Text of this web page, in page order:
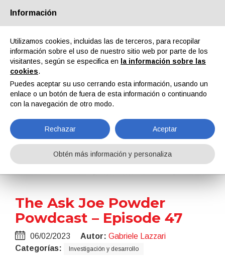
Quiénes somos Socios Contactos Área reservada
Noticias
Noticias The Ask Joe Powder Powdcast – Episode 47
The Ask Joe Powder
Powdcast – Episode 47
06/02/2023 Autor: Gabriele Lazzari
Categorías:
Investigación y desarrollo
Información
Utilizamos cookies, incluidas las de terceros, para recopilar
información sobre el uso de nuestro sitio web por parte de los
visitantes, según se especifica en
la información sobre las
cookies.
Puedes aceptar su uso cerrando esta información, usando un
enlace o un botón de fuera de esta información o continuando
con la navegación de otro modo.
Rechazar Aceptar
Obtén más información y personaliza